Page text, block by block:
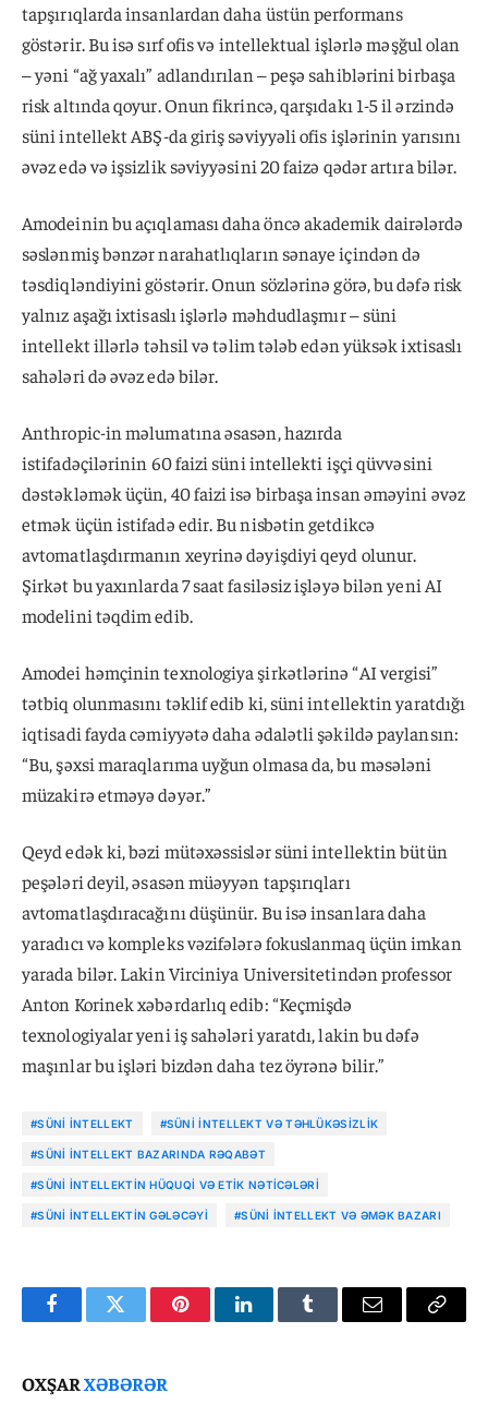
tapşırıqlarda insanlardan daha üstün performans
göstərir. Bu isə sırf ofis və intellektual işlərlə məşğul olan
– yəni “ağ yaxalı” adlandırılan – peşə sahiblərini birbaşa
risk altında qoyur. Onun fikrincə, qarşıdakı 1-5 il ərzində
süni intellekt ABŞ-da giriş səviyyəli ofis işlərinin yarısını
əvəz edə və işsizlik səviyyəsini 20 faizə qədər artıra bilər.
Amodeinin bu açıqlaması daha öncə akademik dairələrdə
səslənmiş bənzər narahatlıqların sənaye içindən də
təsdiqləndiyini göstərir. Onun sözlərinə görə, bu dəfə risk
yalnız aşağı ixtisaslı işlərlə məhdudlaşmır – süni
intellekt illərlə təhsil və təlim tələb edən yüksək ixtisaslı
sahələri də əvəz edə bilər.
Anthropic-in məlumatına əsasən, hazırda
istifadəçilərinin 60 faizi süni intellekti işçi qüvvəsini
dəstəkləmək üçün, 40 faizi isə birbaşa insan əməyini əvəz
etmək üçün istifadə edir. Bu nisbətin getdikcə
avtomatlaşdırmanın xeyrinə dəyişdiyi qeyd olunur.
Şirkət bu yaxınlarda 7 saat fasiləsiz işləyə bilən yeni AI
modelini təqdim edib.
Amodei həmçinin texnologiya şirkətlərinə “AI vergisi”
tətbiq olunmasını təklif edib ki, süni intellektin yaratdığı
iqtisadi fayda cəmiyyətə daha ədalətli şəkildə paylansın:
“Bu, şəxsi maraqlarıma uyğun olmasa da, bu məsələni
müzakirə etməyə dəyər.”
Qeyd edək ki, bəzi mütəxəssislər süni intellektin bütün
peşələri deyil, əsasən müəyyən tapşırıqları
avtomatlaşdıracağını düşünür. Bu isə insanlara daha
yaradıcı və kompleks vəzifələrə fokuslanmaq üçün imkan
yarada bilər. Lakin Virciniya Universitetindən professor
Anton Korinek xəbərdarlıq edib: “Keçmişdə
texnologiyalar yeni iş sahələri yaratdı, lakin bu dəfə
maşınlar bu işləri bizdən daha tez öyrənə bilir.”
#SÜNI INTELLEKT #SÜNI INTELLEKT VƏ TƏHLÜKƏSIZLIK
#SÜNI INTELLEKT BAZARINDA RƏQABƏT
#SÜNI INTELLEKTIN HÜQUQI VƏ ETIK NƏTICƏLƏRI
#SÜNI INTELLEKTIN GƏLƏCƏYI #SÜNI INTELLEKT VƏ ƏMƏK BAZARI
FacebookTwitter PinterestLinkedInTumblr Email
Copy
OXŞARXƏBƏRƏR